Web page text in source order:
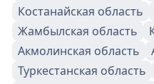
Костанайская область
Жамбылская область
Акмолинская область
Туркестанская область